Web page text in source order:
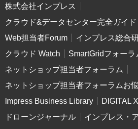
株式会社インプレス
クラウド&データセンター完全ガイド
Web担当者Forum
インプレス総合
クラウド Watch
SmartGridフォーラ
ネットショップ担当者フォーラム
ネットショップ担当者フォーラムお
Impress Business Library
DIGITAL X
ドローンジャーナル
インプレス・